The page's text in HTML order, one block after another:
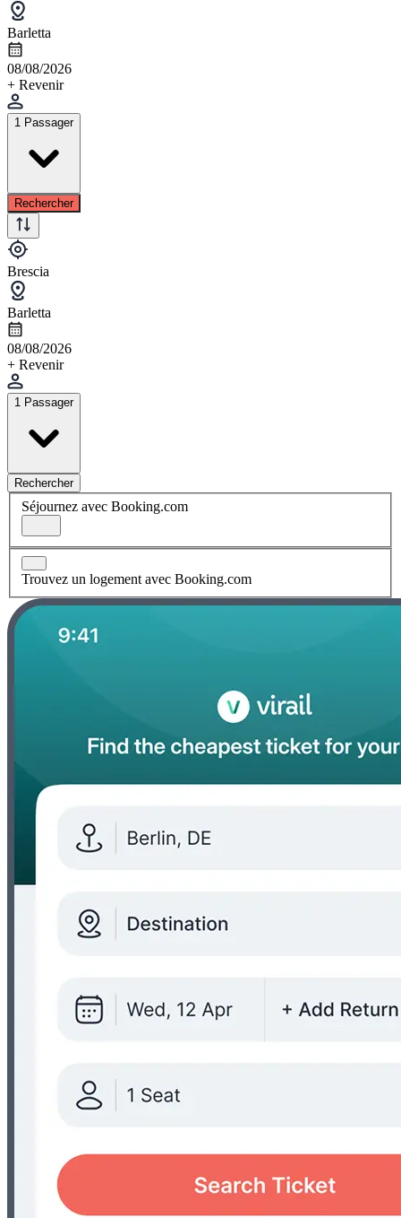
Barletta
08/08/2026
+ Revenir
1 Passager
Rechercher
Brescia
Barletta
08/08/2026
+ Revenir
1 Passager
Rechercher
Séjournez avec Booking.com
Trouvez un logement avec Booking.com